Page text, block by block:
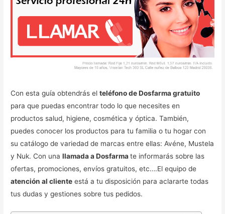
Con esta guía obtendrás elteléfono de Dosfarma gratuito
para que puedas encontrar todo lo que necesites en
productos salud, higiene, cosmética y óptica. También,
puedes conocer los productos para tu familia o tu hogar con
su catálogo de variedad de marcas entre ellas: Avéne, Mustela
y Nuk. Con unallamada a Dosfarmate informarás sobre las
ofertas, promociones, envíos gratuitos, etc….El equipo de
atención al cliente está a tu disposición para aclararte todas
tus dudas y gestiones sobre tus pedidos.